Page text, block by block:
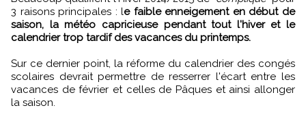
3 raisons principales : le faible enneigement en début de
saison, la météo capricieuse pendant tout l'hiver et le
calendrier trop tardif des vacances du printemps.
Sur ce dernier point, la réforme du calendrier des congés
scolaires devrait permettre de resserrer l'écart entre les
vacances de février et celles de Pâques et ainsi allonger
la saison.